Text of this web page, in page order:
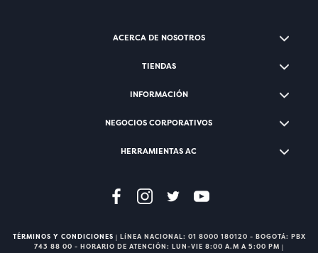
ACERCA DE NOSOTROS
TIENDAS
INFORMACIÓN
NEGOCIOS CORPORATIVOS
HERRAMIENTAS AC
TÉRMINOS Y CONDICIONES | LÍNEA NACIONAL: 01 8000 180120 - BOGOTÁ: PBX
743 88 00 - HORARIO DE ATENCIÓN: LUN-VIE 8:00 A.M A 5:00 PM |